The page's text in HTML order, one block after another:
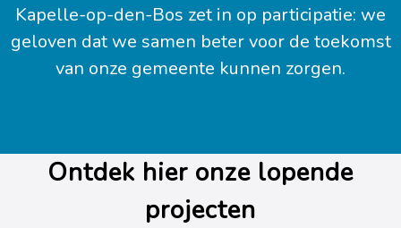
Kapelle-op-den-Bos zet in op participatie: we
geloven dat we samen beter voor de toekomst
van onze gemeente kunnen zorgen.
Ontdek hier onze lopende
projecten